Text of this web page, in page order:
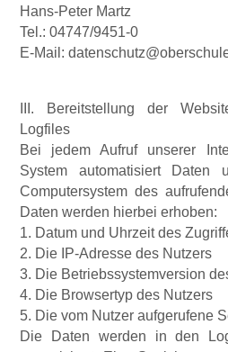
Hans-Peter Martz
Tel.: 04747/9451-0
E-Mail:
III. Bereitstellung der
Logfiles
Bei jedem Aufruf unserer
System automatisiert Daten
Computersystem des
Daten werden hierbei erhoben:
1. Datum und Uhrzeit des
2. Die IP-Adresse des Nutzers
3. Die Betriebssystemversion
4. Die Browsertyp des Nutzers
5. Die vom Nutzer aufgerufene
Die Daten werden in den